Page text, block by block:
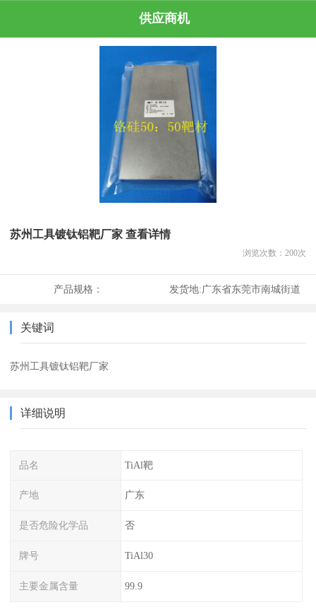
供应商机
苏州工具镀钛铝靶厂家 查看详情
浏览次数： 200次
产品规格： 发货地:广东省东莞市南城街道
关键词
苏州工具镀钛铝靶厂家
详细说明
品名 TiAl靶
产地 广东
是否危险化学品 否
牌号 TiAl30
主要金属含量 99.9